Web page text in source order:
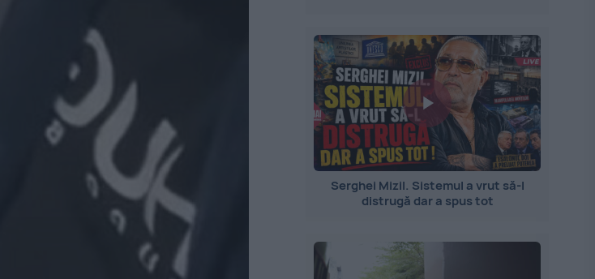
Serghei Mizil. Sistemul a vrut să-l
distrugă dar a spus tot